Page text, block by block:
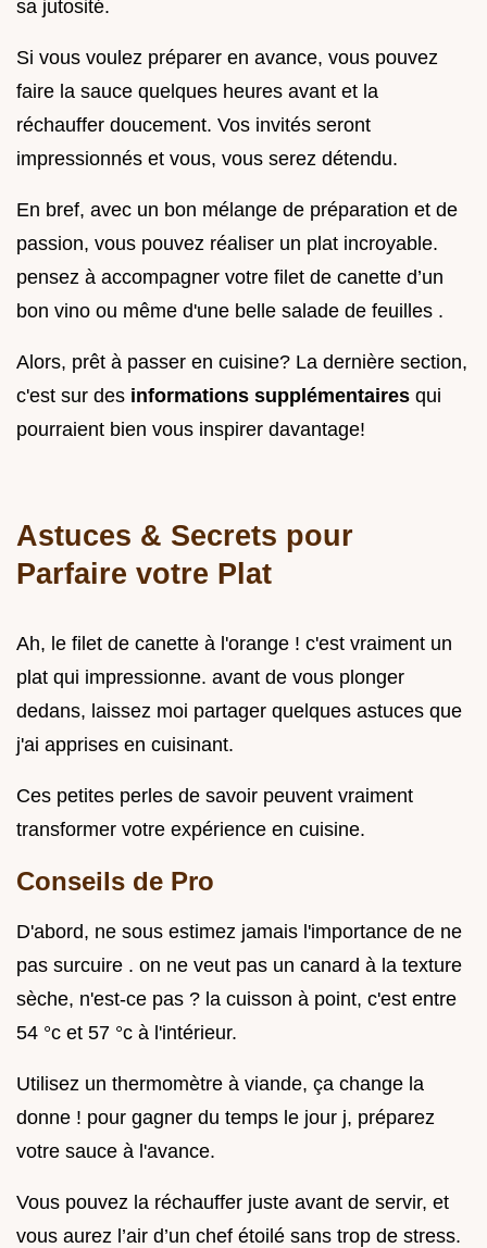
sa jutosité.
Si vous voulez préparer en avance, vous pouvez
faire la sauce quelques heures avant et la
réchauffer doucement. Vos invités seront
impressionnés et vous, vous serez détendu.
En bref, avec un bon mélange de préparation et de
passion, vous pouvez réaliser un plat incroyable.
pensez à accompagner votre filet de canette d’un
bon vino ou même d'une belle salade de feuilles .
Alors, prêt à passer en cuisine? La dernière section,
c'est sur des informations supplémentaires qui
pourraient bien vous inspirer davantage!
Astuces & Secrets pour
Parfaire votre Plat
Ah, le filet de canette à l'orange ! c'est vraiment un
plat qui impressionne. avant de vous plonger
dedans, laissez moi partager quelques astuces que
j'ai apprises en cuisinant.
Ces petites perles de savoir peuvent vraiment
transformer votre expérience en cuisine.
Conseils de Pro
D'abord, ne sous estimez jamais l'importance de ne
pas surcuire . on ne veut pas un canard à la texture
sèche, n'est-ce pas ? la cuisson à point, c'est entre
54 °c et 57 °c à l'intérieur.
Utilisez un thermomètre à viande, ça change la
donne ! pour gagner du temps le jour j, préparez
votre sauce à l'avance.
Vous pouvez la réchauffer juste avant de servir, et
vous aurez l’air d’un chef étoilé sans trop de stress.